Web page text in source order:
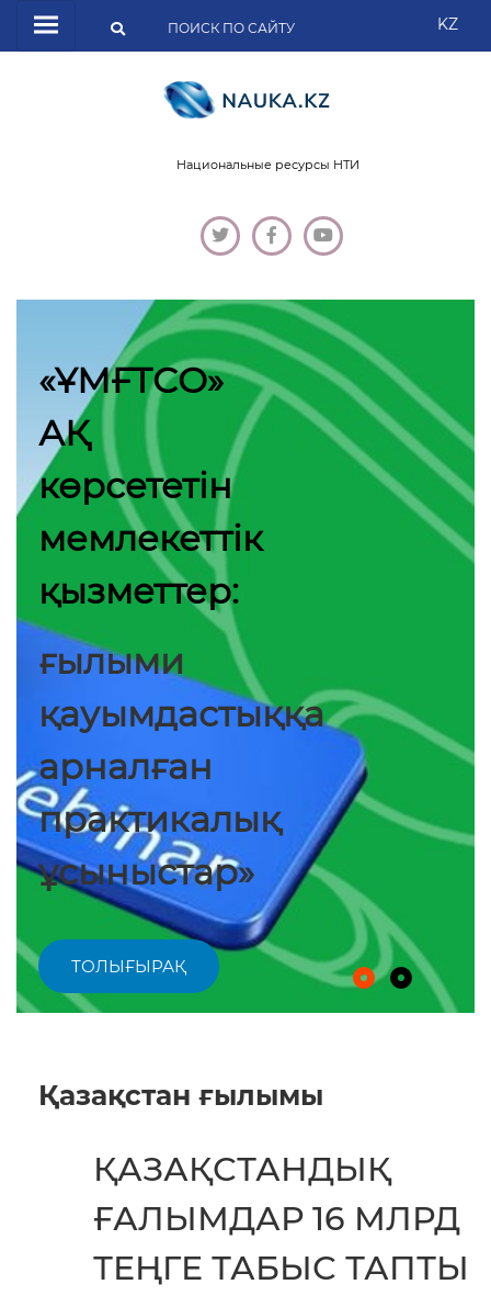
KZ
Национальные ресурсы НТИ
«ҰМҒТСО»
АҚ
көрсететін
мемлекеттік
қызметтер:
ғылыми
қауымдастыққа
арналған
практикалық
ұсыныстар»
ТОЛЫҒЫРАҚ
Қазақстан ғылымы
ҚАЗАҚСТАНДЫҚ
ҒАЛЫМДАР 16 МЛРД
ТЕҢГЕ ТАБЫС ТАПТЫ